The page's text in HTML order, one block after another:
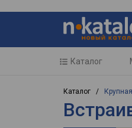
Каталог
Каталог /